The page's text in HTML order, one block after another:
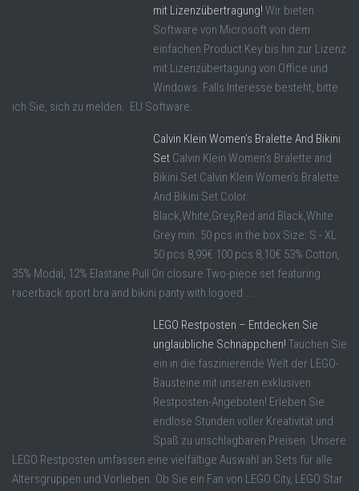
mit Lizenzübertragung! Wir bieten
Software von Microsoft von dem
einfachen Product Key bis hin zur Lizenz
mit Lizenzübertagung von Office und
Windows. Falls Interesse besteht, bitte
ich Sie, sich zu melden. EU Software.
Calvin Klein Women’s Bralette And Bikini
Set Calvin Klein Women's Bralette and
Bikini Set Calvin Klein Women's Bralette
And Bikini Set Color:
Black,White,Grey,Red and Black,White
Grey min. 50 pcs in the box Size: S - XL
50 pcs 8,99€ 100 pcs 8,10€ 53% Cotton,
35% Modal, 12% Elastane Pull On closure Two-piece set featuring
racerback sport bra and bikini panty with logoed ...
LEGO Restposten – Entdecken Sie
unglaubliche Schnäppchen! Tauchen Sie
ein in die faszinierende Welt der LEGO-
Bausteine mit unseren exklusiven
Restposten-Angeboten! Erleben Sie
endlose Stunden voller Kreativität und
Spaß zu unschlagbaren Preisen. Unsere
LEGO Restposten umfassen eine vielfältige Auswahl an Sets für alle
Altersgruppen und Vorlieben. Ob Sie ein Fan von LEGO City, LEGO Star